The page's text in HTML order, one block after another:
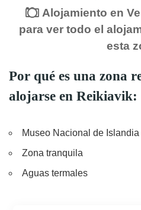
Alojamiento en
para ver todo el
esta
Por qué es una zona
alojarse en Reikiavik:
Museo Nacional de Islandia
Zona tranquila
Aguas termales